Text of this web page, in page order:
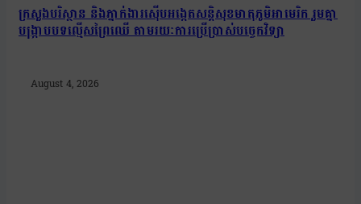
ក្រសួងបរិស្ថាន និងភ្នាក់ងារស៊ើបអង្កេតសន្តិសុខមាតុភូមិអាមេរិក រួមគ្នា
បង្រ្កាបបទល្មើសព្រៃឈើ តាមរយៈការប្រើប្រាស់បច្ចេកវិទ្យា
August 4, 2026